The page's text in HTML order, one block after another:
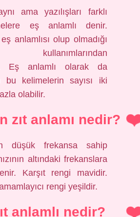
ama yazılışları farklı
eş anlamlı denir.
anlamlısı olup olmadığı
kullanımlarından
Eş anlamlı olarak da
bu kelimelerin sayısı iki
olabilir.
zıt anlamı nedir?
düşük frekansa sahip
altındaki frekanslara
Karşıt rengi mavidir.
rengi yeşildir.
anlamlı nedir?